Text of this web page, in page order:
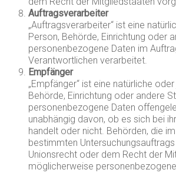
Auftragsverarbeiter
„Auftragsverarbeiter“ ist eine
Person, Behörde, Einrichtung oder
personenbezogene Daten im
Verantwortlichen verarbeitet.
Empfänger
„Empfänger“ ist eine natürliche
Behörde, Einrichtung oder andere
personenbezogene Daten
unabhängig davon, ob es sich bei
handelt oder nicht. Behörden, die
bestimmten
Unionsrecht oder dem Recht der
möglicherweise